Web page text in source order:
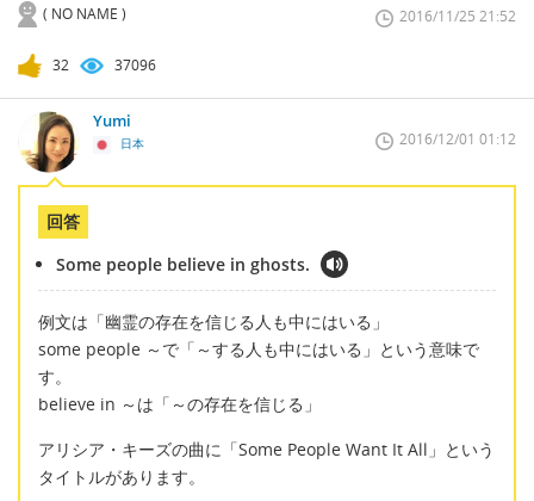
( NO NAME ) 2016/11/25 21:52
32 37096
Yumi
日本 2016/12/01 01:12
回答
Some people believe in ghosts.
例文は「幽霊の存在を信じる人も中にはいる」
some people ～で「～する人も中にはいる」という意味で
す。
believe in ～は「～の存在を信じる」
アリシア・キーズの曲に「Some People Want It All」という
タイトルがあります。